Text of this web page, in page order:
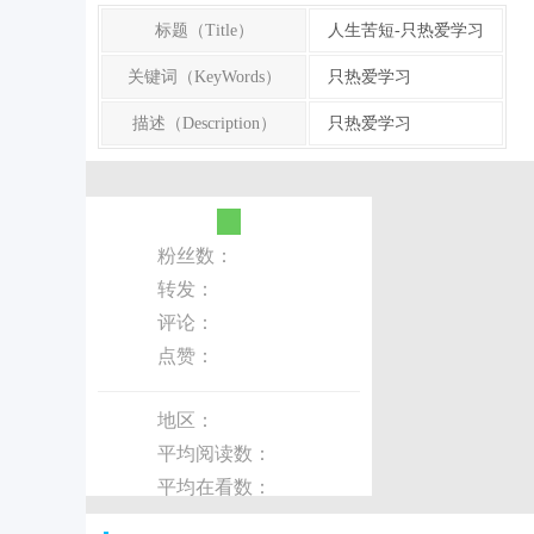
标题（Title） 人生苦短-只热爱学习
关键词（KeyWords） 只热爱学习
描述（Description） 只热爱学习
粉丝数：
转发：
评论：
点赞：
地区：
平均阅读数：
平均在看数：